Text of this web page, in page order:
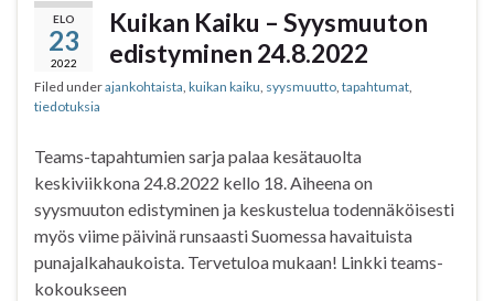
b
o
o
k
s
A
p
p
ELO
23
2022
Kuikan Kaiku – Syysmuuton
edistyminen 24.8.2022
Filed underajankohtaista, kuikan kaiku, syysmuutto, tapahtumat,
tiedotuksia
Teams-tapahtumien sarja palaa kesätauolta
keskiviikkona 24.8.2022 kello 18. Aiheena on
syysmuuton edistyminen ja keskustelua todennäköisesti
myös viime päivinä runsaasti Suomessa havaituista
punajalkahaukoista. Tervetuloa mukaan! Linkki teams-
kokoukseen